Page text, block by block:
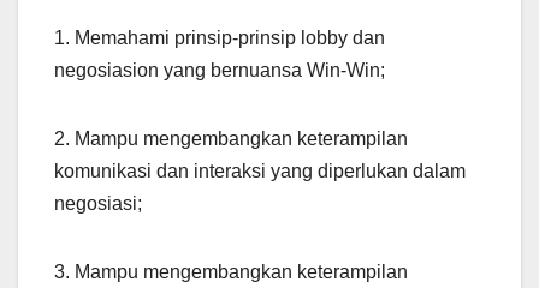
1. Memahami prinsip-prinsip lobby dan
negosiasion yang bernuansa Win-Win;
2. Mampu mengembangkan keterampilan
komunikasi dan interaksi yang diperlukan dalam
negosiasi;
3. Mampu mengembangkan keterampilan